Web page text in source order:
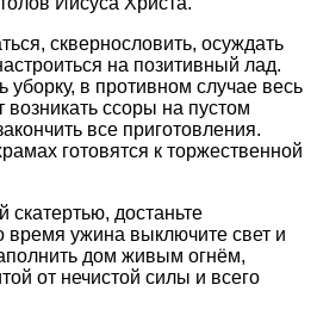
сквернословить, осуждать
на позитивный лад.
уборку, в противном случае весь
ссоры на пустом
все приготовления.
готовятся к торжественной
скатертью, достаньте
время ужина выключите свет и
дом живым огнём,
от нечистой силы и всего